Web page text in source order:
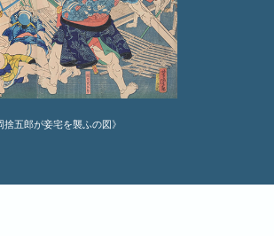
五郎が妾宅を襲ふの図》